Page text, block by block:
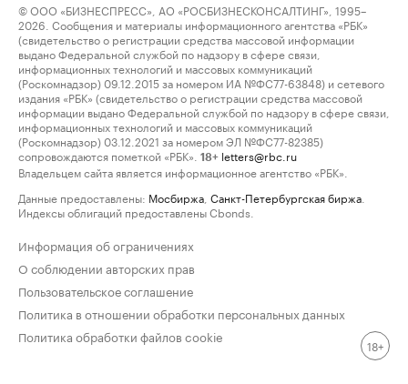
© ООО «БИЗНЕСПРЕСС», АО «РОСБИЗНЕСКОНСАЛТИНГ», 1995–
2026. Сообщения и материалы информационного агентства «РБК»
(свидетельство о регистрации средства массовой информации
выдано Федеральной службой по надзору в сфере связи,
информационных технологий и массовых коммуникаций
(Роскомнадзор) 09.12.2015 за номером ИА №ФС77-63848) и сетевого
издания «РБК» (свидетельство о регистрации средства массовой
информации выдано Федеральной службой по надзору в сфере связи,
информационных технологий и массовых коммуникаций
(Роскомнадзор) 03.12.2021 за номером ЭЛ №ФС77-82385)
сопровождаются пометкой «РБК».
18+ letters@rbc.ru
Владельцем сайта является информационное агентство «РБК».
Данные предоставлены: Мосбиржа Санкт-Петербургская биржа
Индексы облигаций предоставлены Cbonds.
Информация об ограничениях
О соблюдении авторских прав
Пользовательское соглашение
Политика в отношении обработки персональных данных
Политика обработки файлов cookie
18+